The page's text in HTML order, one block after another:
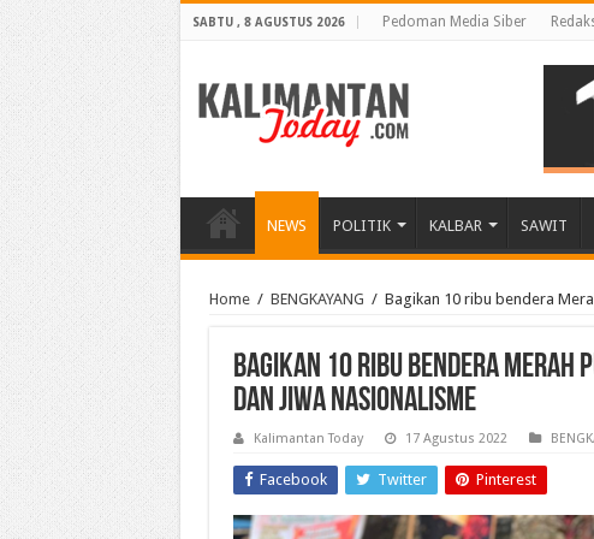
SABTU , 8 AGUSTUS 2026 Pedoman Media Siber
NEWS POLITIK KALBAR SAWIT
Home / BENGKAYANG / Bagikan 10 ribu bendera
Bagikan 10 ribu bendera Merah
dan Jiwa Nasionalisme
Kalimantan Today 17 Agustus 2022
Facebook Twitter Pinterest